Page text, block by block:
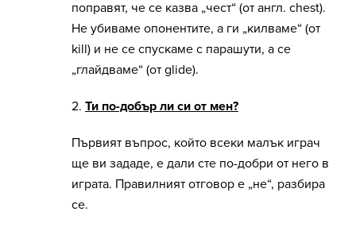
поправят, че се казва „чест“ (от англ. chest).
Не убиваме опонентите, а ги „килваме“ (от
kill) и не се спускаме с парашути, а се
„глайдваме“ (от glide).
2. Ти по-добър ли си от мен?
Първият въпрос, който всеки малък играч
ще ви зададе, е дали сте по-добри от него в
играта. Правилният отговор е „не“, разбира
се.